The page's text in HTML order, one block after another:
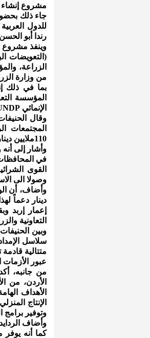
مشروع إنشاء
جاء ذلك بحضور
للدول
رندا أبو
وينفذ مشروع
الزراعة،
بما في ذلك
الإنمائي UNDP .
وقال
110ملايين دينار كان معظمها بدون فائدة استهدفت الشباب والمرأة الريفية .
وأشار إلى
في
القوى
وصولا الى
دينار دعماً
إعمار إربد
التعاونية
وبين
سلاسل
متتالية
عبور الأزمات
من جانبه،
الأردن، من
الأهداف
الإنتاج
وتوفير برامج
وأضاف
كما أنه يوفر